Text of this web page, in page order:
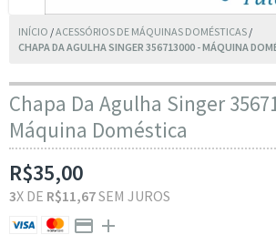
INÍCIO /ACESSÓRIOS DE MÁQUINAS DOMÉSTICAS /
CHAPA DA AGULHA SINGER 356713000 - MÁQUINA
Chapa Da Agulha Singer
Máquina Doméstica
R$35,00
3X DE R$11,67SEM JUROS